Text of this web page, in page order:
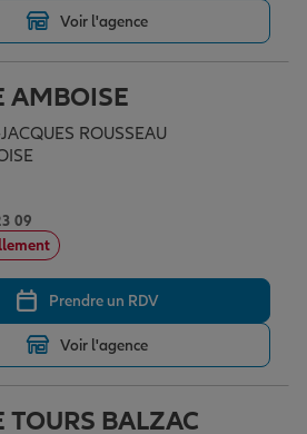
Voir l'agence
AMBOISE
ROUSSEAU
09
Prendre un RDV
Voir l'agence
TOURS BALZAC